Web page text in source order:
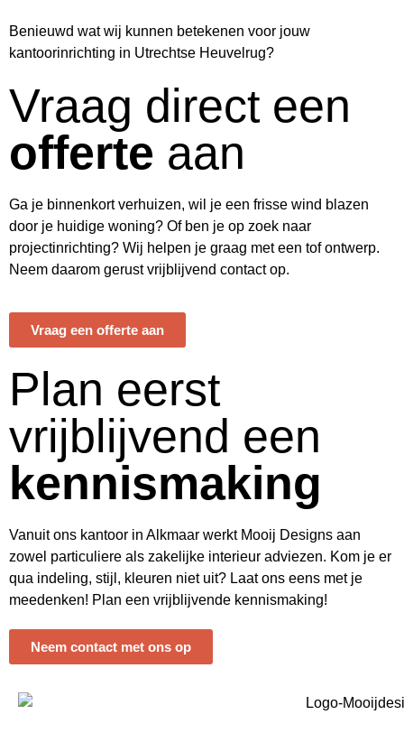
Benieuwd wat wij kunnen betekenen voor jouw
kantoorinrichting in Utrechtse Heuvelrug?
Vraag direct een
offerte aan
Ga je binnenkort verhuizen, wil je een frisse wind blazen
door je huidige woning? Of ben je op zoek naar
projectinrichting? Wij helpen je graag met een tof ontwerp.
Neem daarom gerust vrijblijvend contact op.
Vraag een offerte aan
Plan eerst
vrijblijvend een
kennismaking
Vanuit ons kantoor in Alkmaar werkt Mooij Designs aan
zowel particuliere als zakelijke interieur adviezen. Kom je er
qua indeling, stijl, kleuren niet uit? Laat ons eens met je
meedenken! Plan een vrijblijvende kennismaking!
Neem contact met ons op